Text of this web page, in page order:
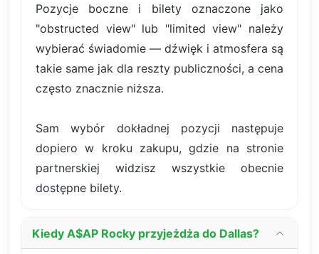
Pozycje boczne i bilety oznaczone jako
"obstructed view" lub "limited view" należy
wybierać świadomie — dźwięk i atmosfera są
takie same jak dla reszty publiczności, a cena
często znacznie niższa.
Sam wybór dokładnej pozycji następuje
dopiero w kroku zakupu, gdzie na stronie
partnerskiej widzisz wszystkie obecnie
dostępne bilety.
Kiedy A$AP Rocky przyjeżdża do Dallas?